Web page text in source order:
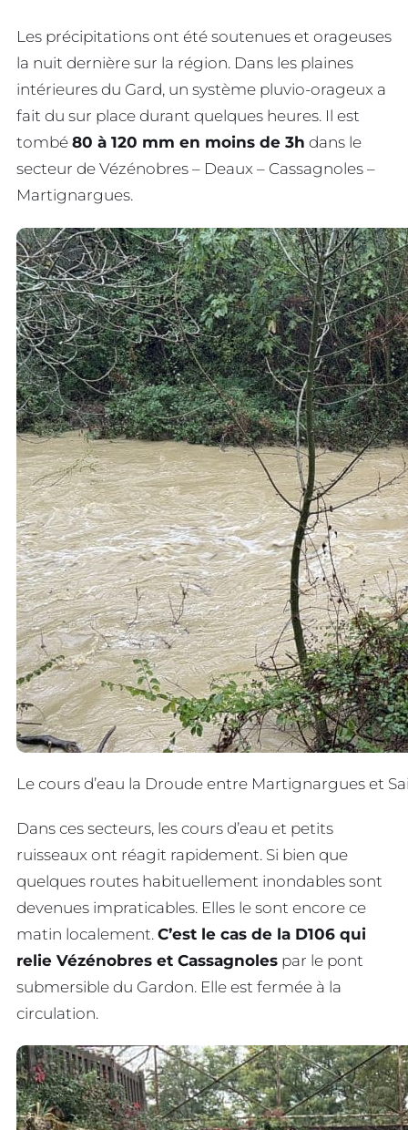
Les précipitations ont été soutenues et orageuses
la nuit dernière sur la région. Dans les plaines
intérieures du Gard, un système pluvio-orageux a
fait du sur place durant quelques heures. Il est
tombé 80 à 120 mm en moins de 3h dans le
secteur de Vézénobres – Deaux – Cassagnoles –
Martignargues.
Le cours d’eau la Droude entre Martignargues et
Dans ces secteurs, les cours d’eau et petits
ruisseaux ont réagit rapidement. Si bien que
quelques routes habituellement inondables sont
devenues impraticables. Elles le sont encore ce
matin localement. C’est le cas de la D106 qui
relie Vézénobres et Cassagnoles par le pont
submersible du Gardon. Elle est fermée à la
circulation.